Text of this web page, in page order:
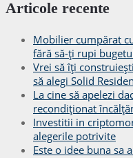
Articole recente
Mobilier cumpărat
fără să-ți rupi
Vrei să îți
să alegi Solid
La cine să apelezi
recondiționat
Investitii in
alegerile potrivite
Este o idee buna sa